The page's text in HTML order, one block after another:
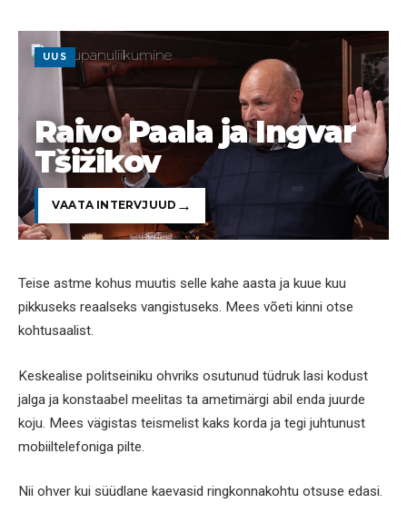
UUS
Raivo Paala ja Ingvar
Tšižikov
VAATA INTERVJUUD
Teise astme kohus muutis selle kahe aasta ja kuue kuu
pikkuseks reaalseks vangistuseks. Mees võeti kinni otse
kohtusaalist.
Keskealise politseiniku ohvriks osutunud tüdruk lasi kodust
jalga ja konstaabel meelitas ta ametimärgi abil enda juurde
koju. Mees vägistas teismelist kaks korda ja tegi juhtunust
mobiiltelefoniga pilte.
Nii ohver kui süüdlane kaevasid ringkonnakohtu otsuse edasi.